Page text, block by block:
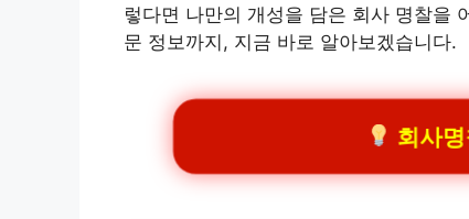
렇다면 나만의 개성을 담은 회사 명찰을
문 정보까지, 지금 바로 알아보겠습니다.
회사